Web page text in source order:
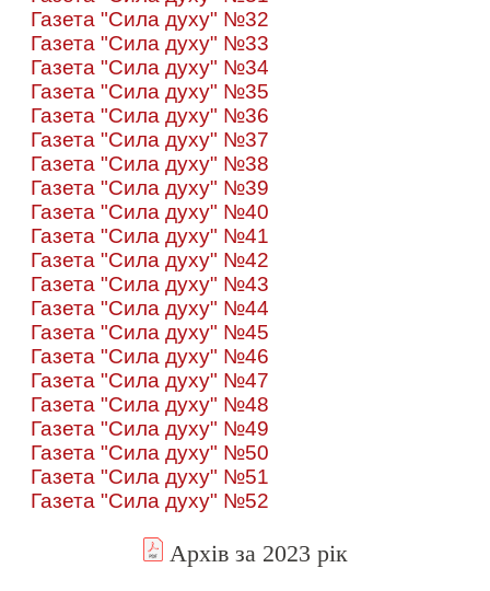
Газета "Сила духу" №32
Газета "Сила духу" №33
Газета "Сила духу" №34
Газета "Сила духу" №35
Газета "Сила духу" №36
Газета "Сила духу" №37
Газета "Сила духу" №38
Газета "Сила духу" №39
Газета "Сила духу" №40
Газета "Сила духу" №41
Газета "Сила духу" №42
Газета "Сила духу" №43
Газета "Сила духу" №44
Газета "Сила духу" №45
Газета "Сила духу" №46
Газета "Сила духу" №47
Газета "Сила духу" №48
Газета "Сила духу" №49
Газета "Сила духу" №50
Газета "Сила духу" №51
Газета "Сила духу" №52
Архів за 2023 рік